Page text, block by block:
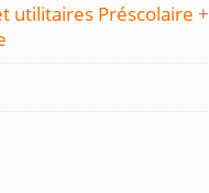
utilitaires Préscolaire +